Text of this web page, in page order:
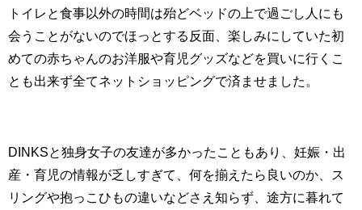
トイレと食事以外の時間は殆どベッドの上で過ごし人にも
会うことがないのでほっとする反面、楽しみにしていた初
めての赤ちゃんのお洋服や育児グッズなどを買いに行くこ
とも出来ず全てネットショッピングで済ませました。
DINKSと独身女子の友達が多かったこともあり、妊娠・出
産・育児の情報が乏しすぎて、何を揃えたら良いのか、ス
リングや抱っこひもの違いなどさえ知らず、途方に暮れて